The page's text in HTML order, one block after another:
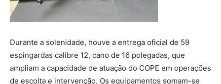
Durante a solenidade, houve a entrega oficial de 59
espingardas calibre 12, cano de 16 polegadas, que
ampliam a capacidade de atuação do COPE em operações
de escolta e intervenção. Os equipamentos somam-se